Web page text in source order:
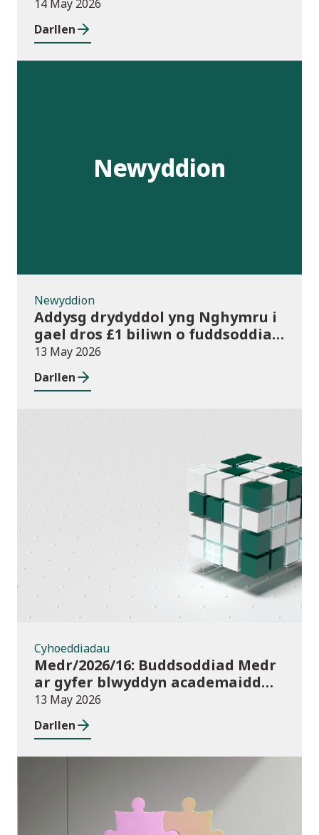
14 May 2026
Darllen
Newyddion
Newyddion
Addysg drydyddol yng Nghymru i
gael dros £1 biliwn o fuddsoddiad
am y tro cyntaf
13 May 2026
Darllen
Cyhoeddiadau
Cyhoeddiadau
Medr/2026/16: Buddsoddiad Medr
ar gyfer blwyddyn academaidd
2026/27
13 May 2026
Darllen